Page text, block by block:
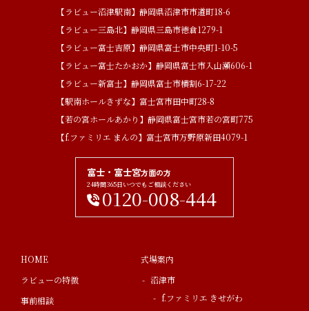
【ラビュー沼津駅南】静岡県沼津市市道町18-6
【ラビュー三島北】静岡県三島市徳倉1279-1
【ラビュー富士吉原】静岡県富士市中央町1-10-5
【ラビュー富士たかおか】静岡県富士市入山瀬606-1
【ラビュー新富士】静岡県富士市横割6-17-22
【駅南ホールきずな】富士宮市田中町28-8
【若の宮ホールあかり】静岡県富士宮市若の宮町775
【f.ファミリエ まんの】富士宮市万野原新田4079-1
富士・富士宮方面の方
24時間365日いつでもご相談ください
0120-008-444
HOME
ラビューの特徴
事前相談
式場案内
沼津市
f.ファミリエ きせがわ